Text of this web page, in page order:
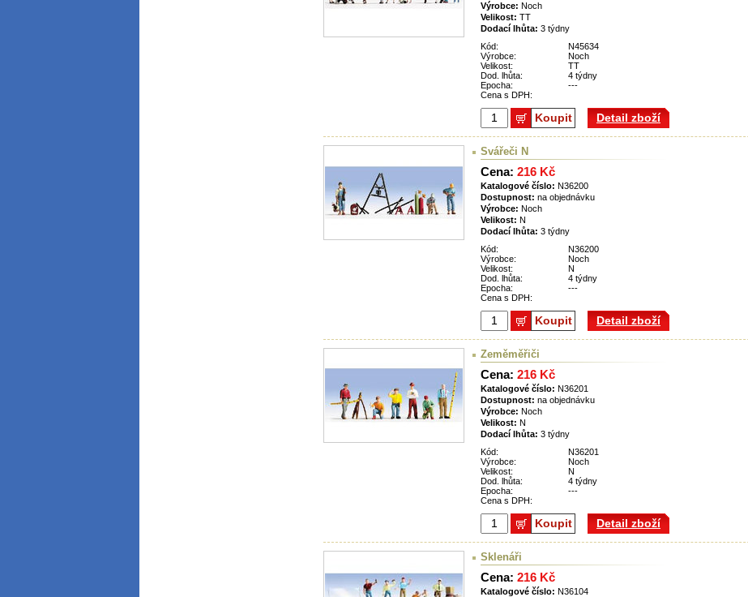
Výrobce: Noch
Velikost: TT
Dodací lhůta: 3 týdny
Kód:
N45634
Výrobce:
Noch
Velikost:
TT
Dod. lhůta:
4 týdny
Epocha:
---
Cena s DPH:
Koupit Detail zboží
Svářeči N
Cena: 216 Kč
Katalogové číslo: N36200
Dostupnost: na objednávku
Výrobce: Noch
Velikost: N
Dodací lhůta: 3 týdny
Kód:
N36200
Výrobce:
Noch
Velikost:
N
Dod. lhůta:
4 týdny
Epocha:
---
Cena s DPH:
Koupit Detail zboží
Zeměměřiči
Cena: 216 Kč
Katalogové číslo: N36201
Dostupnost: na objednávku
Výrobce: Noch
Velikost: N
Dodací lhůta: 3 týdny
Kód:
N36201
Výrobce:
Noch
Velikost:
N
Dod. lhůta:
4 týdny
Epocha:
---
Cena s DPH:
Koupit Detail zboží
Sklenáři
Cena: 216 Kč
Katalogové číslo: N36104